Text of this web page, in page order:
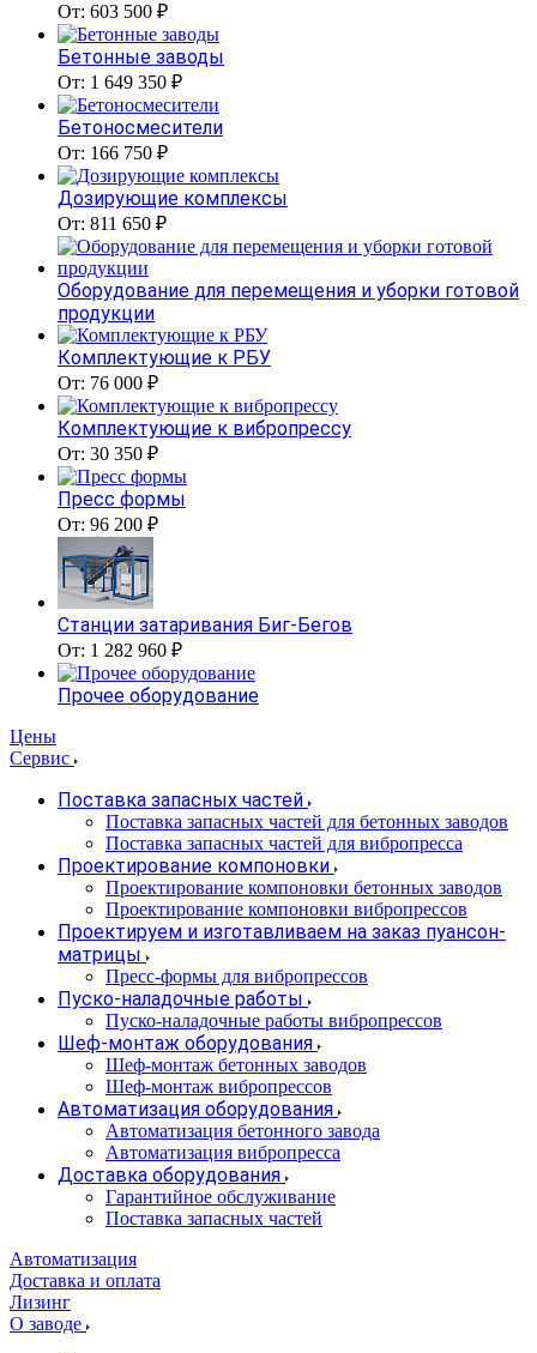
От: 603 500 ₽
Бетонные заводы
От: 1 649 350 ₽
Бетоносмесители
От: 166 750 ₽
Дозирующие комплексы
От: 811 650 ₽
Оборудование для перемещения и уборки готовой
продукции
Комплектующие к РБУ
От: 76 000 ₽
Комплектующие к вибропрессу
От: 30 350 ₽
Пресс формы
От: 96 200 ₽
Станции затаривания Биг-Бегов
От: 1 282 960 ₽
Прочее оборудование
Цены
Сервис
Поставка запасных частей
Поставка запасных частей для бетонных заводов
Поставка запасных частей для вибропресса
Проектирование компоновки
Проектирование компоновки бетонных заводов
Проектирование компоновки вибропрессов
Проектируем и изготавливаем на заказ пуансон-
матрицы
Пресс-формы для вибропрессов
Пуско-наладочные работы
Пуско-наладочные работы вибропрессов
Шеф-монтаж оборудования
Шеф-монтаж бетонных заводов
Шеф-монтаж вибропрессов
Автоматизация оборудования
Автоматизация бетонного завода
Автоматизация вибропресса
Доставка оборудования
Гарантийное обслуживание
Поставка запасных частей
Автоматизация
Доставка и оплата
Лизинг
О заводе